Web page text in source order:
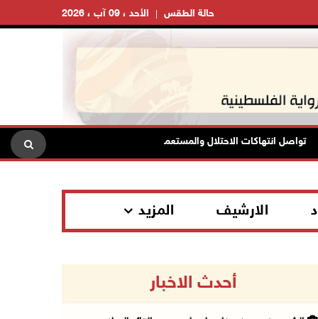
الأحد ، 09 آب ، 2026 حالة الطقس
تواصل انتهاكات الاحتلال والمستعمرين: إصابات واعتقالات واقتحامات واعتداءات
الارشيف المزيد
أحدث الاخبار